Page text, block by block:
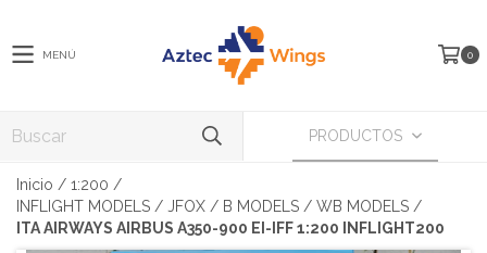
MENÚ 0
PRODUCTOS
Inicio / 1:200 /
INFLIGHT MODELS / JFOX / B MODELS / WB MODELS /
ITA AIRWAYS AIRBUS A350-900 EI-IFF 1:200 INFLIGHT200